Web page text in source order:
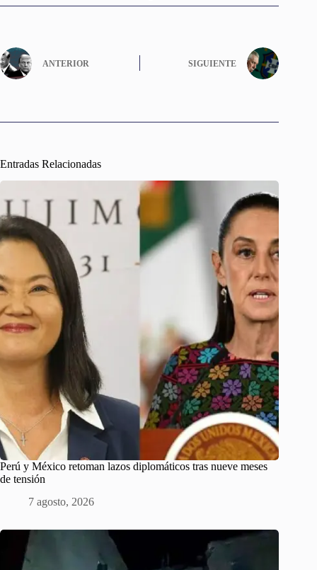
ANTERIOR SIGUIENTE
Entradas Relacionadas
Perú y México retoman lazos diplomáticos tras nueve meses
de tensión
7 agosto, 2026